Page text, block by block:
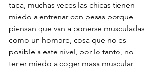
tapa, muchas veces las chicas tienen
miedo a entrenar con pesas porque
piensan que van a ponerse musculadas
como un hombre, cosa que no es
posible a este nivel, por lo tanto, no
tener miedo a coger masa muscular